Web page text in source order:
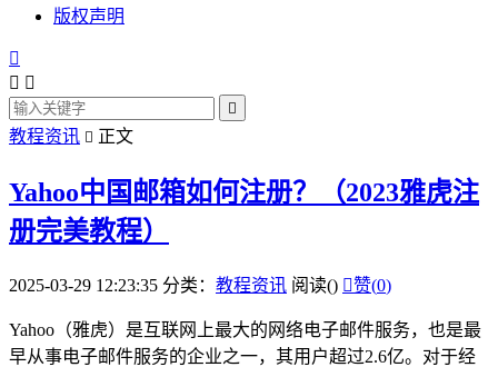
版权声明

 

教程资讯  正文
Yahoo中国邮箱如何注册？（2023雅虎注
册完美教程）
2025-03-29 12:23:35 分类： 教程资讯 阅读() 赞(0)
Yahoo（雅虎）是互联网上最大的网络电子邮件服务，也是最
早从事电子邮件服务的企业之一，其用户超过2.6亿。对于经